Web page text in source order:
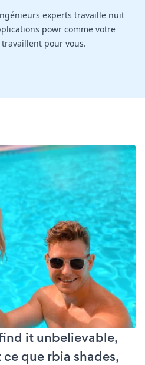
experts travaille nuit
powr comme votre
travaillent pour vous.
it unbelievable,
que rbia shades,